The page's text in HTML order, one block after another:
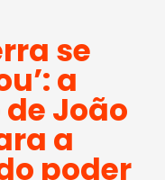
se
a
João
a
poder